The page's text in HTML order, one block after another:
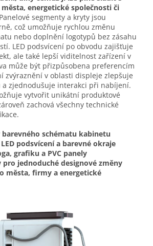
energetické společnosti či
Panelové segmenty a kryty jsou
což umožňuje rychlou změnu
nebo doplnění logotypů bez zásahu
LED podsvícení po obvodu zajišťuje
ale také lepší viditelnost zařízení v
může být přizpůsobena preferencím
zvýraznění v oblasti displeje zlepšuje
a zjednodušuje interakci při nabíjení.
vytvořit unikátní produktové
zachová všechny technické
barevného schématu kabinetu
podsvícení a barevné okraje
grafiku a PVC panely
jednoduché designové změny
města, firmy a energetické